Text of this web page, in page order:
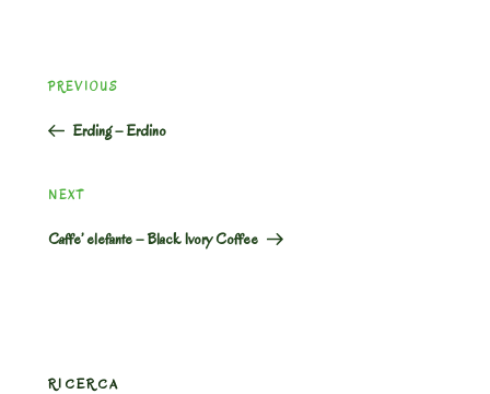
navigation
Previous
PREVIOUS
Erding – Erdino
Next
NEXT
Caffe’ elefante – Black Ivory Coffee
RICERCA